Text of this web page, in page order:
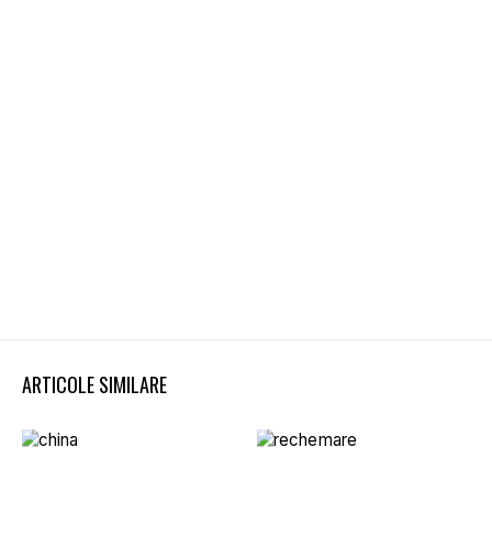
ARTICOLE SIMILARE